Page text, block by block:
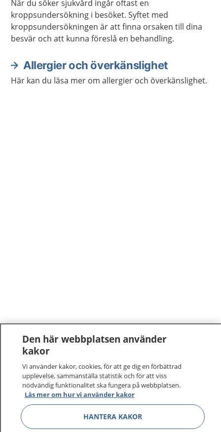
När du söker sjukvård ingår oftast en
kroppsundersökning i besöket. Syftet med
kroppsundersökningen är att finna orsaken till dina
besvär och att kunna föreslå en behandling.
Allergier och överkänslighet
Här kan du läsa mer om allergier och överkänslighet.
1177 –tryggt om din hälsa och vård
På 1177.se får du råd om hälsa och information om
sjukdomar och vilka mottagningar du kan kontakta.
Logga in för att läsa din journal och göra dina
vårdärenden. Ring telefonnummer 1177 för
sjukvårdsrådgivning dygnet runt.
Den här webbplatsen använder
kakor
Vi använder kakor, cookies, för att ge dig en förbättrad
upplevelse, sammanställa statistik och för att viss
nödvändig funktionalitet ska fungera på webbplatsen.
Läs mer om hur vi använder kakor
HANTERA KAKOR